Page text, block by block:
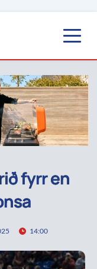
fyrr en
14:00